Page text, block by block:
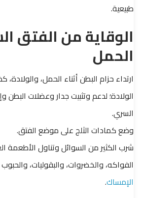
طبيعية.
الوقاية من الفتق
الحمل
ارتداء حزام البطن أثناء الحمل، والولادة،
الولادة؛ لدعم وتثبيت جدار وعضلات البطن
السري.
وضع كمادات الثلج على موضع الفتق.
شرب الكثير من السوائل وتناول الأطعمة
الفواكه، والخضروات، والبقوليات،
الإمساك.